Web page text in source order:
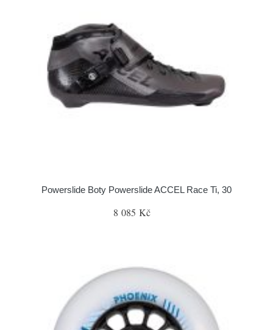
Powerslide Boty Powerslide ACCEL Race Ti, 30
8 085 Kč